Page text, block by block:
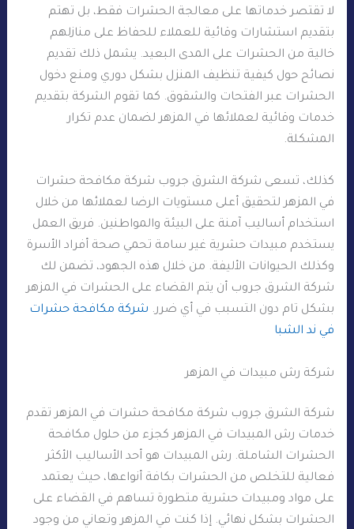
لا تقتصر خدماتها على معالجة الحشرات فقط، بل تهتم
بتقديم استشارات وقائية للعملاء للحفاظ على منازلهم
خالية من الحشرات على المدى البعيد. يشمل ذلك تقديم
نصائح حول كيفية تنظيف المنزل بشكل دوري ومنع دخول
الحشرات عبر الفتحات والشقوق. كما تقوم الشركة بتقديم
خدمات وقائية لعملائها في المزهر لضمان عدم تكرار
المشكلة.
كذلك، تسعى شركة الشرق جروب شركة مكافحة حشرات
في المزهر لتحقيق أعلى مستويات الرضا لعملائها من خلال
استخدام أساليب آمنة على البيئة والمواطنين. فريق العمل
يستخدم مبيدات حشرية غير سامة تحمي صحة أفراد الأسرة
وكذلك الحيوانات الأليفة. من خلال هذه الجهود، تضمن لك
شركة الشرق جروب أن يتم القضاء على الحشرات في المزهر
بشكل تام دون التسبب في أي ضرر. شركة مكافحة حشرات
في ند الشبا
شركة رش مبيدات في المزهر
شركة الشرق جروب شركة مكافحة حشرات في المزهر تقدم
خدمات رش المبيدات في المزهر كجزء من حلول مكافحة
الحشرات الشاملة. رش المبيدات هو أحد الأساليب الأكثر
فعالية للتخلص من الحشرات بكافة أنواعها، حيث يعتمد
على مواد ومبيدات حشرية متطورة تساهم في القضاء على
الحشرات بشكل نهائي. إذا كنت في المزهر وتعاني من وجود